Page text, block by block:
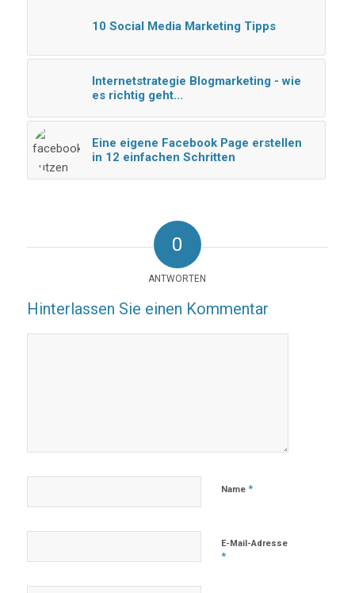
10 Social Media Marketing Tipps
Internetstrategie Blogmarketing - wie
es richtig geht...
Eine eigene Facebook Page erstellen
in 12 einfachen Schritten
0
ANTWORTEN
Hinterlassen Sie einen Kommentar
Name *
E-Mail-Adresse
*